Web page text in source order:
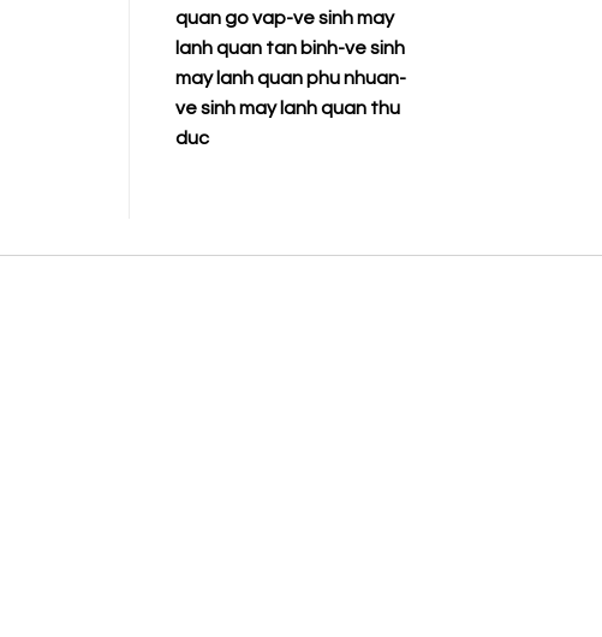
quan go vap-ve sinh may
lanh quan tan binh-ve sinh
may lanh quan phu nhuan-
ve sinh may lanh quan thu
duc